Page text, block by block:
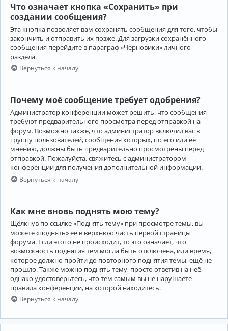
Что означает кнопка «Сохранить» при
создании сообщения?
Эта кнопка позволяет вам сохранять сообщения для того, чтобы
закончить и отправить их позже. Для загрузки сохранённого
сообщения перейдите в параграф «Черновики» личного
раздела.
Вернуться к началу
Почему моё сообщение требует одобрения?
Администратор конференции может решить, что сообщения
требуют предварительного просмотра перед отправкой на
форум. Возможно также, что администратор включил вас в
группу пользователей, сообщения которых, по его или её
мнению, должны быть предварительно просмотрены перед
отправкой. Пожалуйста, свяжитесь с администратором
конференции для получения дополнительной информации.
Вернуться к началу
Как мне вновь поднять мою тему?
Щёлкнув по ссылке «Поднять тему» при просмотре темы, вы
можете «поднять» её в верхнюю часть первой страницы
форума. Если этого не происходит, то это означает, что
возможность поднятия тем могла быть отключена, или время,
которое должно пройти до повторного поднятия темы, ещё не
прошло. Также можно поднять тему, просто ответив на неё,
однако удостоверьтесь, что тем самым вы не нарушаете
правила конференции, на которой находитесь.
Вернуться к началу